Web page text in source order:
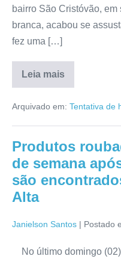
bairro São Cristóvão,
branca, acabou se
fez uma […]
Leia mais
Arquivado em: Tentativa de
Produtos
de semana
são
Alta
Janielson Santos | Postado
No último domingo